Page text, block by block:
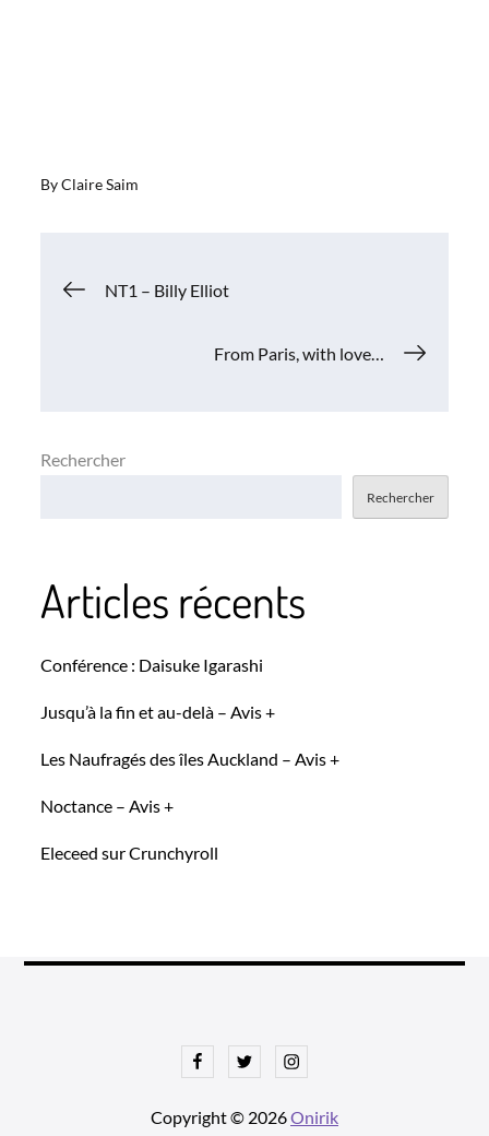
ByClaire Saim
Navigation
NT1 – Billy Elliot
From Paris, with love…
Rechercher
Rechercher
Articles récents
Conférence : Daisuke Igarashi
Jusqu’à la fin et au-delà – Avis +
Les Naufragés des îles Auckland – Avis +
Noctance – Avis +
Eleceed sur Crunchyroll
FacebookTwitterInstagram
Copyright © 2026Onirik